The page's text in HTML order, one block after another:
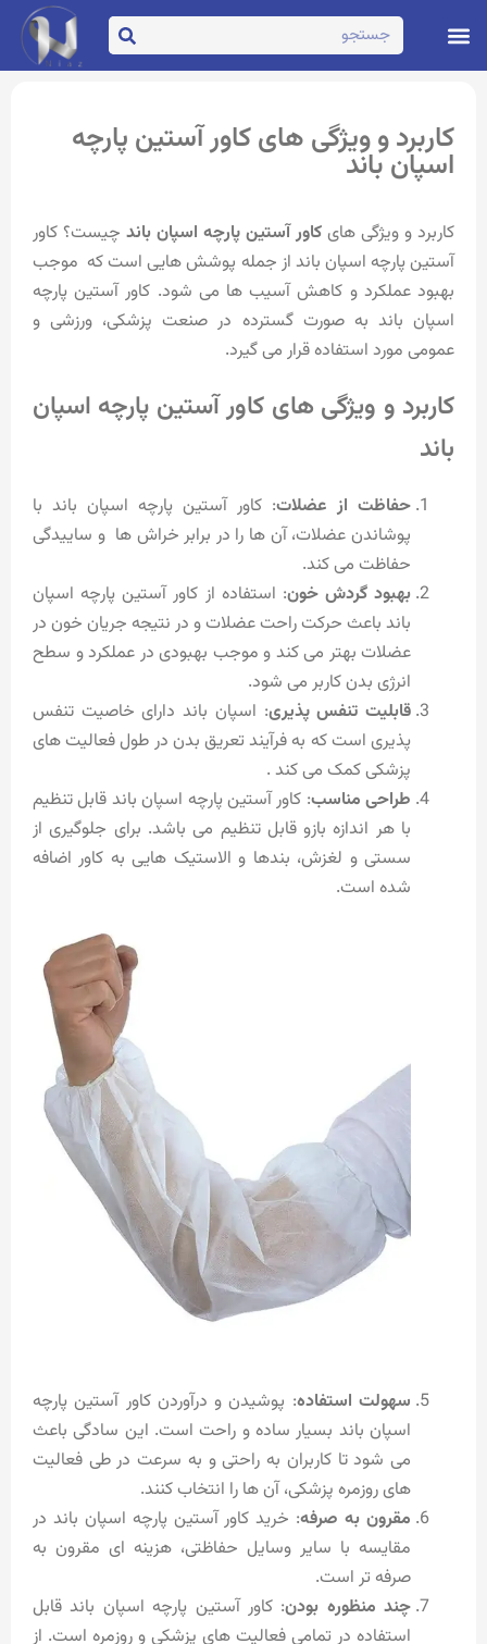
کاربرد و ویژگی های کاور آستین پارچه
اسپان باند
کاربرد و ویژگی های کاور آستین پارچه اسپان باند چیست؟ کاور
آستین پارچه اسپان باند از جمله پوشش هایی است که موجب
بهبود عملکرد و کاهش آسیب ها می شود. کاور آستین پارچه
اسپان باند به صورت گسترده در صنعت پزشکی، ورزشی و
عمومی مورد استفاده قرار می گیرد.
کاربرد و ویژگی های کاور آستین پارچه اسپان
باند
حفاظت از عضلات: کاور آستین پارچه اسپان باند با
پوشاندن عضلات، آن ها را در برابر خراش ها و ساییدگی
حفاظت می کند.
بهبود گردش خون: استفاده از کاور آستین پارچه اسپان
باند باعث حرکت راحت عضلات و در نتیجه جریان خون در
عضلات بهتر می کند و موجب بهبودی در عملکرد و سطح
انرژی بدن کاربر می شود.
قابلیت تنفس پذیری: اسپان باند دارای خاصیت تنفس
پذیری است که به فرآیند تعریق بدن در طول فعالیت های
پزشکی کمک می کند .
طراحی مناسب: کاور آستین پارچه اسپان باند قابل تنظیم
با هر اندازه بازو قابل تنظیم می باشد. برای جلوگیری از
سستی و لغزش، بندها و الاستیک هایی به کاور اضافه
شده است.
سهولت استفاده: پوشیدن و درآوردن کاور آستین پارچه
اسپان باند بسیار ساده و راحت است. این سادگی باعث
می شود تا کاربران به راحتی و به سرعت در طی فعالیت
های روزمره پزشکی، آن ها را انتخاب کنند.
مقرون به صرفه: خرید کاور آستین پارچه اسپان باند در
مقایسه با سایر وسایل حفاظتی، هزینه ای مقرون به
صرفه تر است.
چند منظوره بودن: کاور آستین پارچه اسپان باند قابل
استفاده در تمامی فعالیت های پزشکی و روزمره است. از